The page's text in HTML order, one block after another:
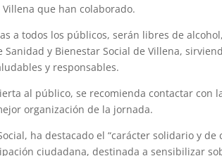
que han colaborado.
a todos los públicos, serán libres de
y Bienestar Social de Villena,
y responsables.
al público, se recomienda contactar con
organización de la jornada.
ha destacado el “carácter solidario y
ciudadana, destinada a sensibilizar